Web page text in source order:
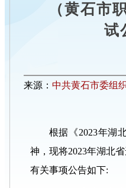
（黄石市
试
来源： 中共黄石市委组
根据《2023年湖
神，现将2023年湖北
有关事项公告如下: